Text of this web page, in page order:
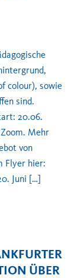
colour), sowie
sind.
Zoom. Mehr
von
Flyer hier:
Juni […]
ÜBER